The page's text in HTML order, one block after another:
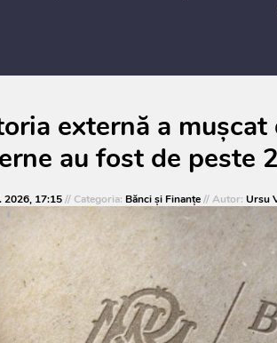
externă a
au fost de peste
2026, 17:15// Categoria: Bănci şi Finanţe// Autor: Ursu